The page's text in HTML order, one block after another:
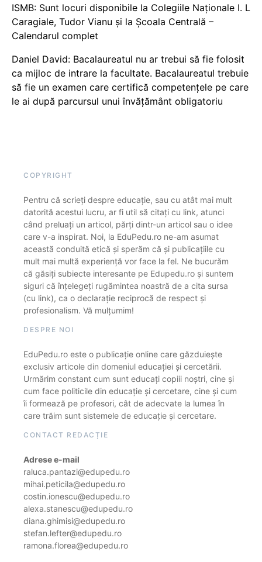
ISMB: Sunt locuri disponibile la Colegiile Naționale I. L
Caragiale, Tudor Vianu și la Școala Centrală –
Calendarul complet
Daniel David: Bacalaureatul nu ar trebui să fie folosit
ca mijloc de intrare la facultate. Bacalaureatul trebuie
să fie un examen care certifică competențele pe care
le ai după parcursul unui învățământ obligatoriu
COPYRIGHT
Pentru că scrieți despre educație, sau cu atât mai mult
datorită acestui lucru, ar fi util să citați cu link, atunci
când preluați un articol, părți dintr-un articol sau o idee
care v-a inspirat. Noi, la EduPedu.ro ne-am asumat
această conduită etică și sperăm că și publicațiile cu
mult mai multă experiență vor face la fel. Ne bucurăm
că găsiți subiecte interesante pe Edupedu.ro și suntem
siguri că înțelegeți rugămintea noastră de a cita sursa
(cu link), ca o declarație reciprocă de respect și
profesionalism. Vă mulțumim!
DESPRE NOI
EduPedu.ro este o publicație online care găzduiește
exclusiv articole din domeniul educației și cercetării.
Urmărim constant cum sunt educați copiii noștri, cine și
cum face politicile din educație și cercetare, cine și cum
îi formează pe profesori, cât de adecvate la lumea în
care trăim sunt sistemele de educație și cercetare.
CONTACT REDACȚIE
Adrese e-mail
raluca.pantazi@edupedu.ro
mihai.peticila@edupedu.ro
costin.ionescu@edupedu.ro
alexa.stanescu@edupedu.ro
diana.ghimisi@edupedu.ro
stefan.lefter@edupedu.ro
ramona.florea@edupedu.ro